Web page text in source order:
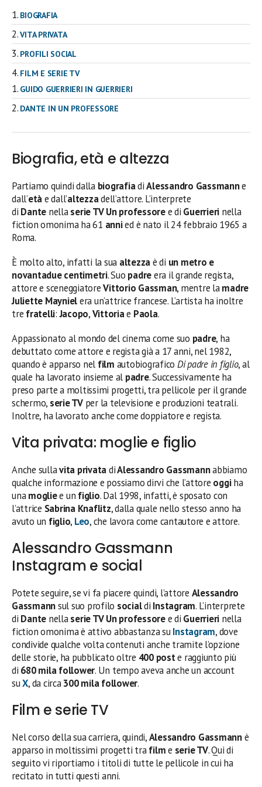
BIOGRAFIA
VITA PRIVATA
PROFILI SOCIAL
FILM E SERIE TV
GUIDO GUERRIERI IN GUERRIERI
DANTE IN UN PROFESSORE
Biografia, età e altezza
Partiamo quindi dalla biografiadiAlessandro Gassmanne
dall’etàe dall’altezzadell’attore. L’interprete
di Dante nellaserie TV Un professoree di Guerrieri nella
fiction omonima ha 61 annied è nato il 24 febbraio 1965 a
Roma.
È molto alto, infatti la sua altezzaè di un metro e
novantadue centimetri. Suo padreera il grande regista,
attore e sceneggiatoreVittorio Gassman, mentre lamadre
Juliette Maynielera un’attrice francese. L’artista ha inoltre
tre fratelli:Jacopo,Vittoriae Paola.
Appassionato al mondo del cinema come suo padre, ha
debuttato come attore e regista già a 17 anni, nel 1982,
quando è apparso nel film autobiografico Di padre in figlio, al
quale ha lavorato insieme al padre. Successivamente ha
preso parte a moltissimi progetti, tra pellicole per il grande
schermo, serie TVper la televisione e produzioni teatrali.
Inoltre, ha lavorato anche come doppiatore e regista.
Vita privata: moglie e figlio
Anche sullavita privatadiAlessandro Gassmannabbiamo
qualche informazione e possiamo dirvi che l’attore oggiha
unamogliee un figlio. Dal 1998, infatti, è sposato con
l’attrice Sabrina Knaflitz, dalla quale nello stesso anno ha
avuto un figlio, Leo, che lavora come cantautore e attore.
Alessandro Gassmann
Instagram e social
Potete seguire, se vi fa piacere quindi, l’attore Alessandro
Gassmannsul suo profilo socialdi Instagram. L’interprete
di Dante nellaserie TV Un professoree di Guerrieri nella
fiction omonima è attivo abbastanza suInstagram, dove
condivide qualche volta contenuti anche tramite l’opzione
delle storie, ha pubblicato oltre 400 poste raggiunto più
di 680 mila follower. Un tempo aveva anche un account
suX, da circa300 mila follower.
Film e serie TV
Nel corso della sua carriera, quindi,Alessandro Gassmannè
apparso in moltissimi progetti trafilme serie TV. Qui di
seguito vi riportiamo i titoli di tutte le pellicole in cui ha
recitato in tutti questi anni.